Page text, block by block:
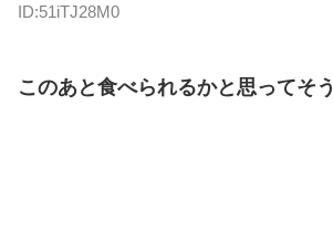
ID:51iTJ28M0
このあと食べられるかと思ってそう